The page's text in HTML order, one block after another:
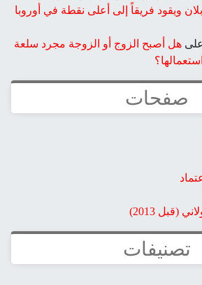
ويقود فريقاً إلى أعلى نقطة في أوروبا
على هل أصبح الزوج أو الزوجة مجرد سلعة
صفحات
(قبل 2013)
تصنيفات